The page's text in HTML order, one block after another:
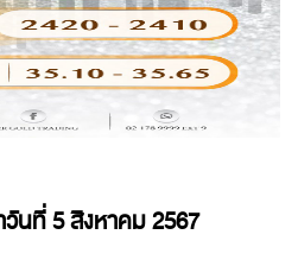
นที่ 5 สิงหาคม 2567